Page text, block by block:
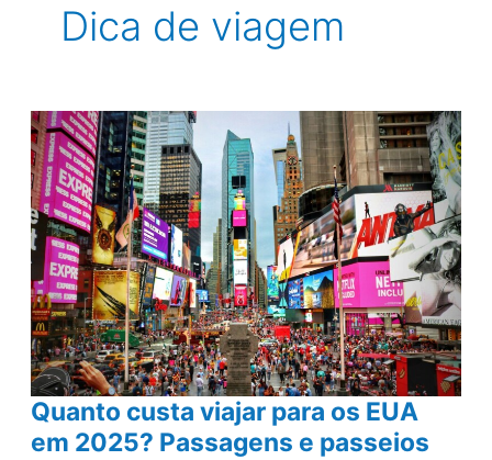
Dica de viagem
Quanto custa viajar para os EUA
em 2025? Passagens e passeios